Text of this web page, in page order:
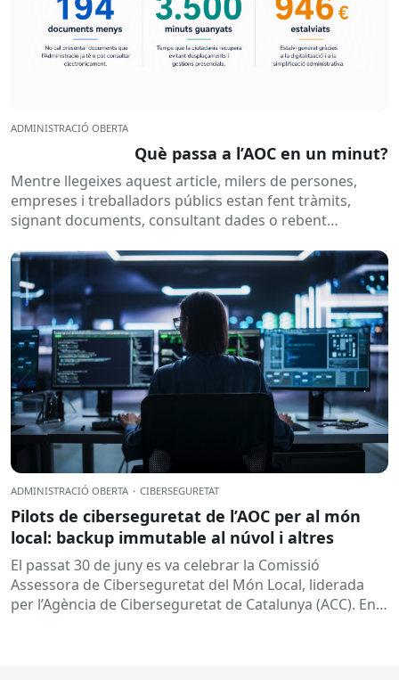
ADMINISTRACIÓ OBERTA
Què passa a l’AOC en un minut?
Mentre llegeixes aquest article, milers de persones,
empreses i treballadors públics estan fent tràmits,
signant documents, consultant dades o rebent
habitualment...
ADMINISTRACIÓ OBERTA · CIBERSEGURETAT
Pilots de ciberseguretat de l’AOC per al món
local: backup immutable al núvol i altres
El passat 30 de juny es va celebrar la Comissió
Assessora de Ciberseguretat del Món Local, liderada
per l’Agència de Ciberseguretat de Catalunya (ACC). En